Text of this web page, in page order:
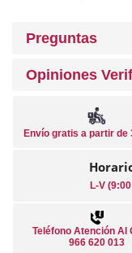
Preguntas
Opiniones
Envío gratis a partir de
L-V
Teléfono Atención Al
966 620 013